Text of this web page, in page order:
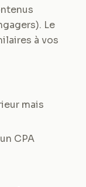
Le
à vos
mais
CPA